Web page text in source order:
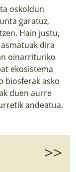
oskoldun
garatuz,
Hain justu,
dira
oinarrituriko
ekosistema
biosferak asko
duen aurre
andeatua.
>>